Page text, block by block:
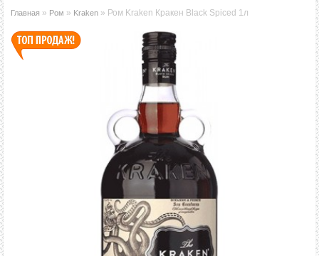
Главная » Ром » Kraken » Ром Kraken Кракен Black Spiced 1л